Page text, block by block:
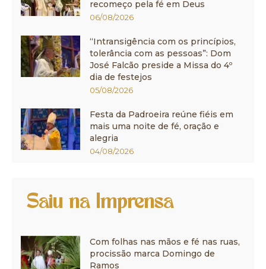
recomeço pela fé em Deus
06/08/2026
“Intransigência com os princípios,
tolerância com as pessoas”: Dom
José Falcão preside a Missa do 4º
dia de festejos
05/08/2026
Festa da Padroeira reúne fiéis em
mais uma noite de fé, oração e
alegria
04/08/2026
Saiu na Imprensa
Com folhas nas mãos e fé nas ruas,
procissão marca Domingo de
Ramos